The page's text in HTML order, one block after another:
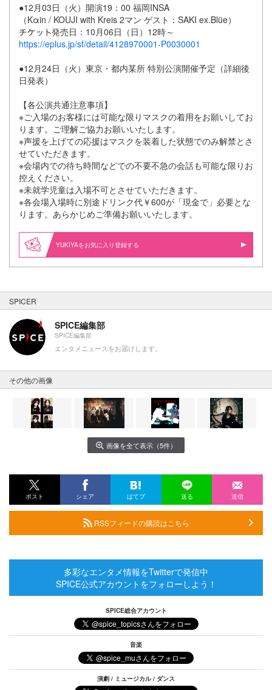
●12月03日（火）開演19：00 福岡INSA
（Kαin / KOUJI with Kreis 2マン ゲスト：SAKI ex.Blüe）
発売日：10月06日（日）12時～
https://eplus.jp/sf/detail/4128970001-P0030001
●12月24日（火）東京・都内某所 特別公演開催予定（詳細後
日発表）
【各公演共通注意事項】
※ご入場のお客様には可能な限りマスクの着用をお願いしてお
ります。ご理解ご協力お願いいたします。
※声援を上げての応援はマスクを装着した状態でのみ解禁とさ
せていただきます。
※会場内での待ち時間などでの不要不急の会話も可能な限りお
控えください。
※未就学児童は入場不可とさせていただきます。
※各会場入場時に別途ドリンク代￥600が「現金で」必要とな
ります。あらかじめご準備お願いいたします。
YUKIYAをお気に入り登録する
SPICER
SPICE編集部
SPICE編集部
エンタメニュースをお届けします。
その他の画像
画像を全て表示（5件）
ポスト シェア はてブ 送る 送信
RSSフィードの購読はこちら
多彩なエンタメ情報をTwitterで発信中
SPICE公式アカウントをフォローしよう！
SPICE総合アカウント
音楽
演劇 / ミュージカル / ダンス